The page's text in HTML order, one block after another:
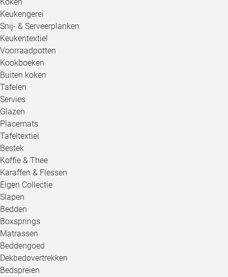
Keukengerei
Snij- & Serveerplanken
Keukentextiel
Voorraadpotten
Kookboeken
Buiten koken
Tafelen
Servies
Glazen
Placemats
Tafeltextiel
Bestek
Koffie & Thee
Karaffen & Flessen
Eigen Collectie
Slapen
Bedden
Boxsprings
Matrassen
Beddengoed
Dekbedovertrekken
Bedspreien